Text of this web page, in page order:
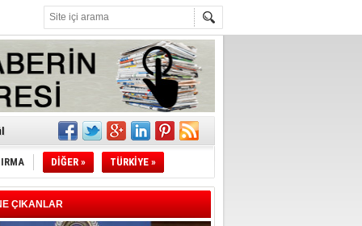
DİĞER » TÜRKİYE »
ÇIKANLAR